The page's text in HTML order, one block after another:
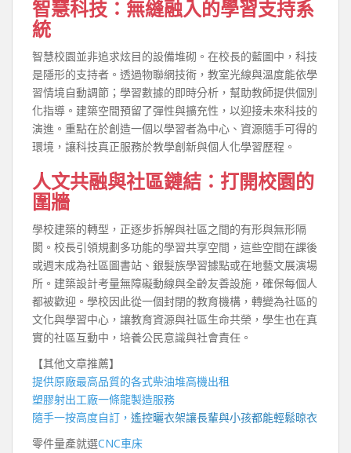
智慧科技：無縫融入的學習支持系
統
智慧校園並非追求炫目的設備堆砌。在校長的藍圖中，科技
是隱形的支持者。透過物聯網技術，教室光線與溫度能依學
習情境自動調節；學習數據的即時分析，幫助教師提供個別
化指導。建築空間預留了彈性與擴充性，以迎接未來科技的
演進。重點在於創造一個以學習者為中心、資源隨手可得的
環境，讓科技真正服務於教學創新與個人化學習歷程。
人文共融與社區鏈結：打開校園的
圍牆
學校建築的轉型，正逐步拆解與社區之間的有形與無形隔
閡。校長引領規劃多功能的學習共享空間，這些空間在課後
或週末成為社區圖書站、銀髮族學習據點或在地藝文展演場
所。建築設計考量無障礙動線與全齡友善設施，確保每個人
都被歡迎。學校因此從一個封閉的教育機構，轉變為社區的
文化與學習中心，讓教育資源與社區生命共榮，學生也在真
實的社區互動中，培養公民意識與社會責任。
【其他文章推薦】
提供原廠最高品質的各式柴油堆高機出租
塑膠射出工廠一條龍製造服務
隨手一按高度自訂， 遙控曬衣架讓長輩與小孩都能輕鬆晾衣
零件量產就選CNC車床